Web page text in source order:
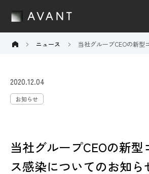
ニュース 当社グループCEOの新型
2020.12.04
お知らせ
当社グループCEOの新
ス感染についてのお知ら